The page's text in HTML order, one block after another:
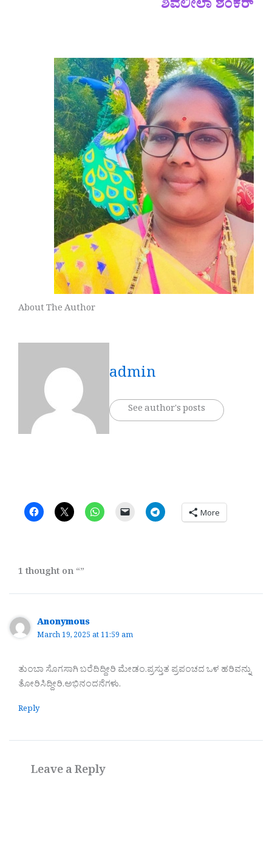
ಶಿವಲೀಲಾ ಶಂಕರ್
About The Author
admin
See author's posts
More
1 thought on “”
Anonymous
March 19, 2025 at 11:59 am
ತುಂಬಾ ಸೊಗಸಾಗಿ ಬರೆದಿದ್ದೀರಿ ಮೇಡಂ.ಪ್ರಸ್ತುತ ಪ್ರಪಂಚದ ಒಳ ಹರಿವನ್ನು
ತೋರಿಸಿದ್ದೀರಿ.ಅಭಿನಂದನೆಗಳು.
Reply
Leave a Reply